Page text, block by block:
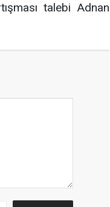
talebi Adnan